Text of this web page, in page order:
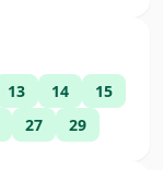
13 14
15
27 29